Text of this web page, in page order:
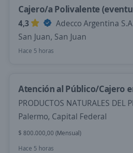
Cajero/a Polivalente
4,3
Adecco Argentina
San Juan, San Juan
Hace 5 horas
Atención al Público/Cajero
PRODUCTOS NATURALES DEL
Palermo, Capital Federal
$ 800.000,00 (Mensual)
Hace 5 horas